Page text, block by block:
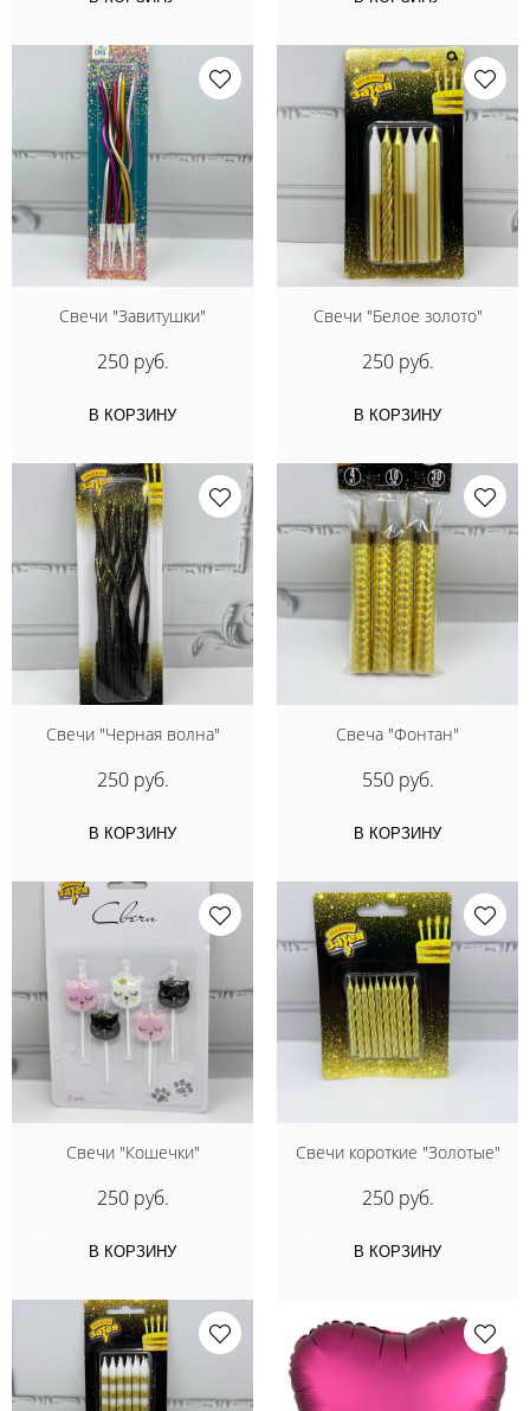
Свечи "Завитушки"
250 руб.
В КОРЗИНУ
Свечи "Белое золото"
250 руб.
В КОРЗИНУ
Свечи "Черная волна"
250 руб.
В КОРЗИНУ
Свеча "Фонтан"
550 руб.
В КОРЗИНУ
Свечи "Кошечки"
250 руб.
В КОРЗИНУ
Свечи короткие "Золотые"
250 руб.
В КОРЗИНУ